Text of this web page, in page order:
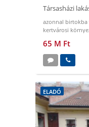
Társasházi
azonnal birtokba
kertvárosi
65 M Ft
ELADÓ